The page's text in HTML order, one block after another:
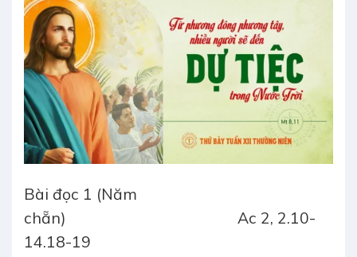
Bài đọc 1 (Năm
chẵn) Ac 2, 2.10-
14.18-19